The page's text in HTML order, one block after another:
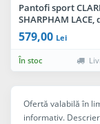
Pantofi sport
SHARPHAM
intoarsa
579,00 Lei
În stoc
Ofertă valabilă în
informativ.